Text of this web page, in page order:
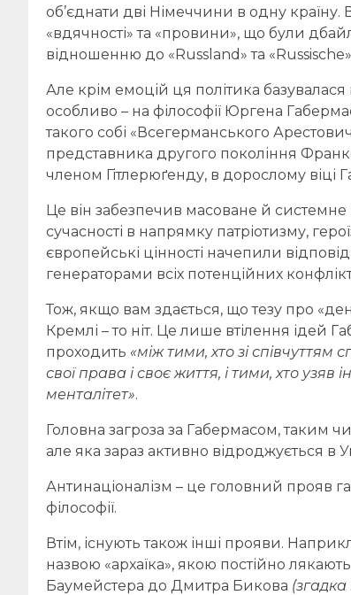
об’єднати дві Німеччини в одну
«вдячності» та «провини», що були
відношенню до «Russland» та
Але крім емоцій ця політика
особливо – на філософії Юргена
такого собі «Всегерманського
представника другого покоління
членом Гітлерюґенду, в дорослому
Це він забезпечив масоване й
сучасності в напрямку патріотизму,
європейські цінності начепили
генераторами всіх потенційних
Тож, якщо вам здається, що тезу про
Кремлі – то ніт. Це лише втілення ідей
проходить «між тими, хто зі співчуттям
свої права і своє життя, і тими, хто
менталітет».
Головна загроза за Габермасом, таким
але яка зараз активно відроджується в
Антинаціоналізм – це головний прояв
філософії.
Втім, існують також інші прояви.
назвою «архаїка», якою постійно
Баумейстера до Дмитра Бикова